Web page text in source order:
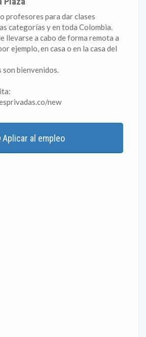
profesores para dar clases
categorías y en toda Colombia.
llevarse a cabo de forma remota a
ejemplo, en casa o en la casa del
son bienvenidos.
new
Aplicar al empleo